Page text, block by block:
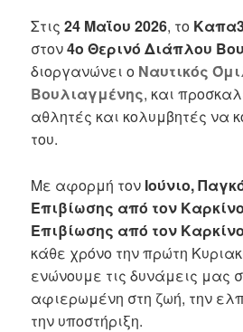
Στις24 Μαΐου 2026, το
στον4ο Θερινό Διάπλου
διοργανώνει ο Ναυτικός
Βουλιαγμένης, και
αθλητές και κολυμβητές να
του.
Με αφορμή τον Ιούνιο,
Επιβίωσης από τον Καρκίνο
Επιβίωσης από τον Καρκίνο
κάθε χρόνο την πρώτη
ενώνουμε τις δυνάμεις μας
αφιερωμένη στη ζωή, την
την υποστήριξη.